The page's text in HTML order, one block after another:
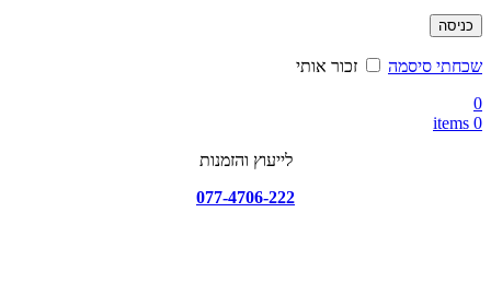
כניסה
שכחתי סיסמה
זכור אותי
0
0
items
לייעוץ והזמנות
077-4706-222